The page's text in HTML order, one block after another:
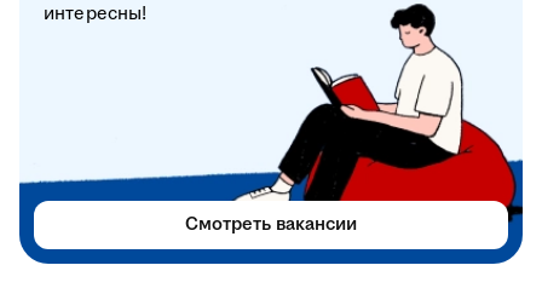
интересны!
Смотреть вакансии